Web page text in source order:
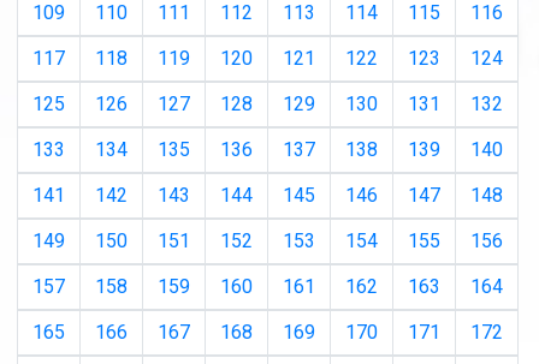
109
110 111 112 113 114 115
116
117
118 119 120 121 122 123
124
125
126 127 128 129 130 131
132
133
134 135 136 137 138 139
140
141
142 143 144 145 146 147
148
149
150 151 152 153 154 155
156
157
158 159 160 161 162 163
164
165
166 167 168 169 170 171
172